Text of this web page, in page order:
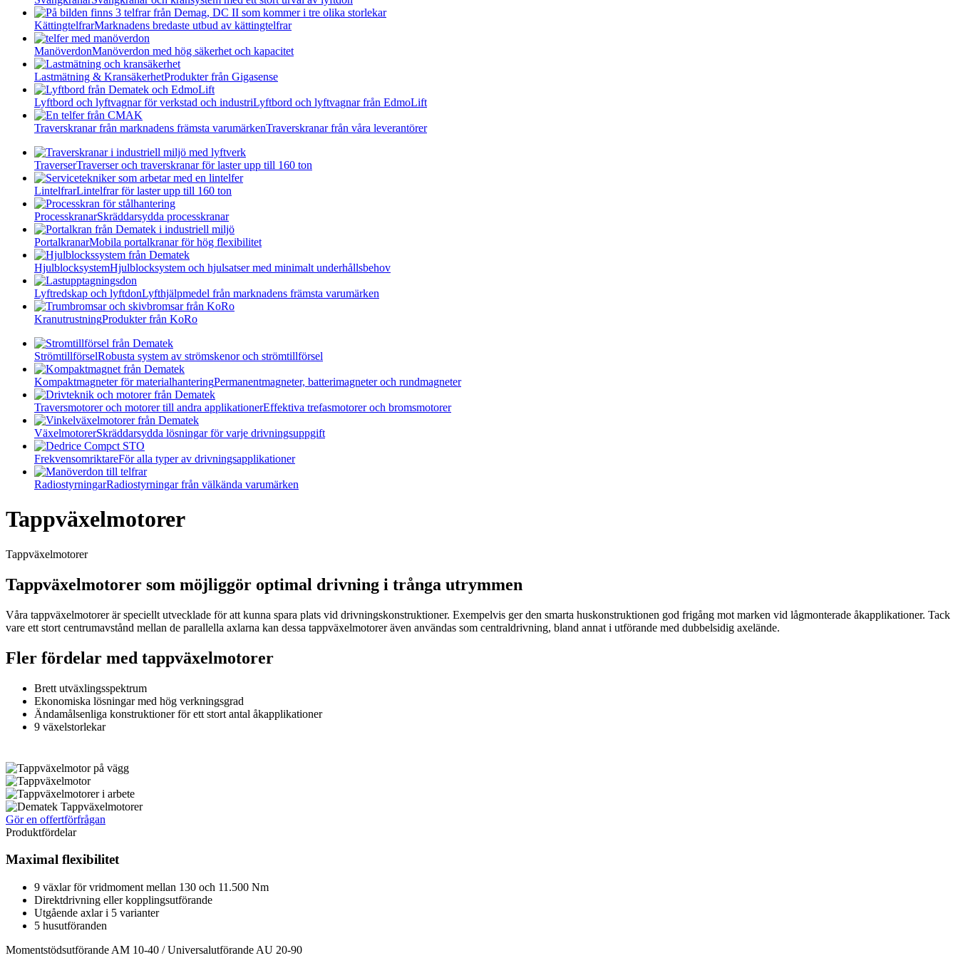
KättingtelfrarMarknadens bredaste utbud av kättingtelfrar
ManöverdonManöverdon med hög säkerhet och kapacitet
Lastmätning & KransäkerhetProdukter från Gigasense
Lyftbord och lyftvagnar för verkstad och industriLyftbord och lyftvagnar från EdmoLift
Traverskranar från marknadens främsta varumärkenTraverskranar från våra leverantörer
TraverserTraverser och traverskranar för laster upp till 160 ton
LintelfrarLintelfrar för laster upp till 160 ton
ProcesskranarSkräddarsydda processkranar
PortalkranarMobila portalkranar för hög flexibilitet
HjulblocksystemHjulblocksystem och hjulsatser med minimalt underhållsbehov
Lyftredskap och lyftdonLyfthjälpmedel från marknadens främsta varumärken
KranutrustningProdukter från KoRo
StrömtillförselRobusta system av strömskenor och strömtillförsel
Kompaktmagneter för materialhanteringPermanentmagneter, batterimagneter och rundmagneter
Traversmotorer och motorer till andra applikationerEffektiva trefasmotorer och bromsmotorer
VäxelmotorerSkräddarsydda lösningar för varje drivningsuppgift
FrekvensomriktareFör alla typer av drivningsapplikationer
RadiostyrningarRadiostyrningar från välkända varumärken
Tappväxelmotorer
Tappväxelmotorer
Tappväxelmotorer som möjliggör optimal drivning i trånga utrymmen
Våra tappväxelmotorer är speciellt utvecklade för att kunna spara plats vid drivningskonstruktioner. Exempelvis ger den smarta huskonstruktionen god frigång mot marken vid lågmonterade åkapplikationer. Tack
vare ett stort centrumavstånd mellan de parallella axlarna kan dessa tappväxelmotorer även användas som centraldrivning, bland annat i utförande med dubbelsidig axelände.
Fler fördelar med tappväxelmotorer
Brett utväxlingsspektrum
Ekonomiska lösningar med hög verkningsgrad
Ändamålsenliga konstruktioner för ett stort antal åkapplikationer
9 växelstorlekar
Gör en offertförfrågan
Produktfördelar
Maximal flexibilitet
9 växlar för vridmoment mellan 130 och 11.500 Nm
Direktdrivning eller kopplingsutförande
Utgående axlar i 5 varianter
5 husutföranden
Momentstödsutförande AM 10-40 / Universalutförande AU 20-90